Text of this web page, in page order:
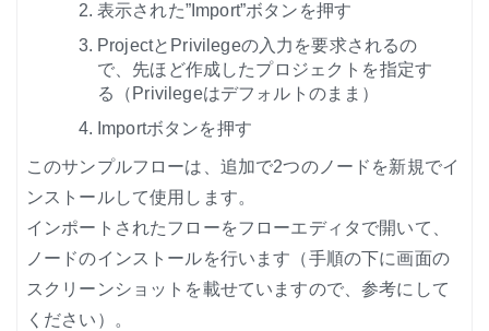
表示された”Import”ボタンを押す
ProjectとPrivilegeの入力を要求されるの
で、先ほど作成したプロジェクトを指定す
る（Privilegeはデフォルトのまま）
Importボタンを押す
このサンプルフローは、追加で2つのノードを新規でイ
ンストールして使用します。
インポートされたフローをフローエディタで開いて、
ノードのインストールを行います（手順の下に画面の
スクリーンショットを載せていますので、参考にして
ください）。